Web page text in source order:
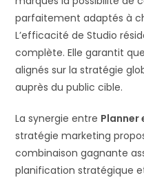
parfaitement adaptés à
L’efficacité de Studio
complète. Elle garantit
alignés sur la stratégie
auprès du public cible.
La synergie entre Planner
stratégie marketing
combinaison gagnante
planification stratégique